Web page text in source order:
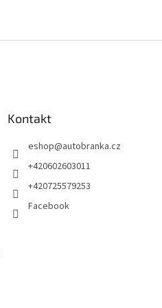
Kontakt
eshop@autobranka.cz
+420602603011
+420725579253
Facebook